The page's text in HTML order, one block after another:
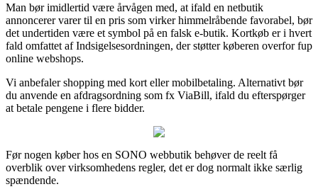
Man bør imidlertid være årvågen med, at ifald en netbutik
annoncerer varer til en pris som virker himmelråbende favorabel, bør
det undertiden være et symbol på en falsk e-butik. Kortkøb er i hvert
fald omfattet af Indsigelsesordningen, der støtter køberen overfor fup
online webshops.
Vi anbefaler shopping med kort eller mobilbetaling. Alternativt bør
du anvende en afdragsordning som fx ViaBill, ifald du efterspørger
at betale pengene i flere bidder.
Før nogen køber hos en SONO webbutik behøver de reelt få
overblik over virksomhedens regler, det er dog normalt ikke særlig
spændende.